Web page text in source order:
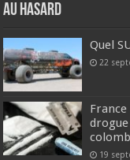
Au hasard
Quel
22
19